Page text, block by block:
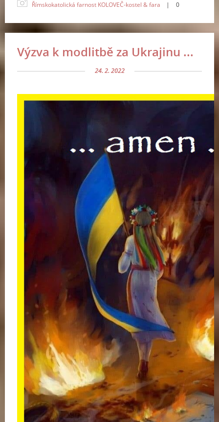
Římskokatolická farnost KOLOVEČ-kostel & fara
| 0
Výzva k modlitbě za Ukrajinu ...
24. 2. 2022